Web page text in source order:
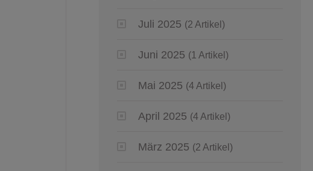
Juli 2025 (2 Artikel)
Juni 2025 (1 Artikel)
Mai 2025 (4 Artikel)
April 2025 (4 Artikel)
März 2025 (2 Artikel)